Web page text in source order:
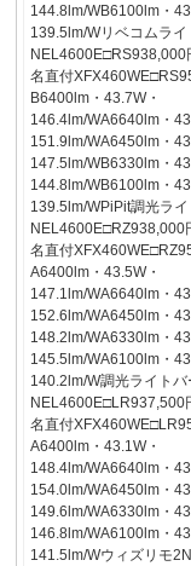
144.8lm/WB6100lm・
139.5lm/Wリベコムライ
NEL4600E□RS938,000
名直付
B6400lm・43.7W・
146.4lm/WA6640lm・
151.9lm/WA6450lm・
147.5lm/WB6330lm・
144.8lm/WB6100lm・
139.5lm/WPiPit調光ライ
NEL4600E□RZ938,000
名直付
A6400lm・43.5W・
147.1lm/WA6640lm・
152.6lm/WA6450lm・
148.2lm/WA6330lm・
145.5lm/WA6100lm・
140.2lm/W調光ライトバ
NEL4600E□LR937,500
名直付
A6400lm・43.1W・
148.4lm/WA6640lm・
154.0lm/WA6450lm・
149.6lm/WA6330lm・
146.8lm/WA6100lm・
141.5lm/Wウィズリモ